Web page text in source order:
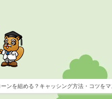
ンを組める？キャッシング方法・コツを